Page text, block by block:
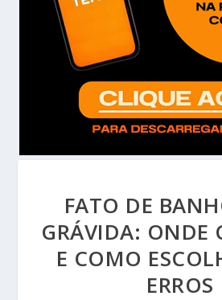
FATO DE
GRÁVIDA: ONDE
E COMO
ERROS